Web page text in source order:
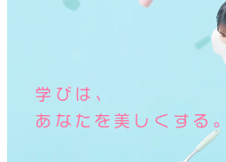
学びは、
あなたを美しくする。